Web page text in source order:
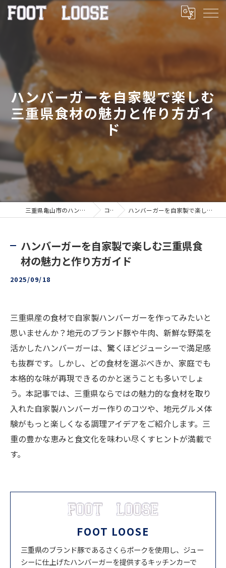
ハンバーガーを自家製で楽しむ
三重県食材の魅力と作り方ガイ
ド
三重県亀山市のハンバーガーならFOOT LOOSE コラム ハンバーガーを自家製で楽しむ三重県食材の魅力と作り方ガイド
ハンバーガーを自家製で楽しむ三重県食
材の魅力と作り方ガイド
2025/09/18
三重県産の食材で自家製ハンバーガーを作ってみたいと
思いませんか？地元のブランド豚や牛肉、新鮮な野菜を
活かしたハンバーガーは、驚くほどジューシーで満足感
も抜群です。しかし、どの食材を選ぶべきか、家庭でも
本格的な味が再現できるのかと迷うことも多いでしょ
う。本記事では、三重県ならではの魅力的な食材を取り
入れた自家製ハンバーガー作りのコツや、地元グルメ体
験がもっと楽しくなる調理アイデアをご紹介します。三
重の豊かな恵みと食文化を味わい尽くすヒントが満載で
す。
FOOT LOOSE
三重県のブランド豚であるさくらポークを使用し、ジュー
シーに仕上げたハンバーガーを提供するキッチンカーで